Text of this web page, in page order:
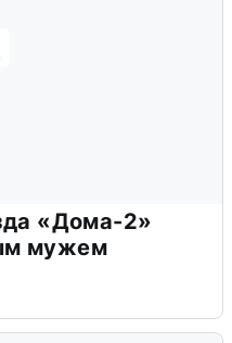
«Дома-2»
мужем